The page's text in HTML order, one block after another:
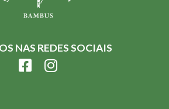
NAS REDES SOCIAIS